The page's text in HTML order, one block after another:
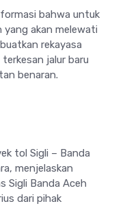
bahwa untuk
yang akan melewati
rekayasa
jalur baru
benaran.
tol Sigli – Banda
menjelaskan
Sigli Banda Aceh
dari pihak